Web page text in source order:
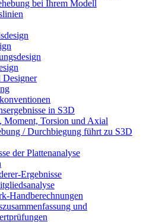
bei Ihrem Modell
in S3D
Moment, Torsion und Axial
/ Durchbiegung führt zu S3D
der Plattenanalyse
Ergebnisse
Handberechnungen
und